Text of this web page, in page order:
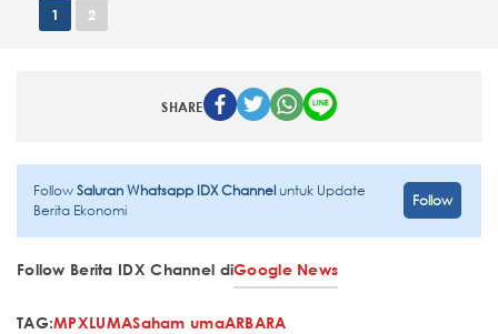
1 2
SHARE
FollowSaluran Whatsapp IDX Channeluntuk Update
Berita Ekonomi
Follow
Follow Berita IDX Channel diGoogle News
TAG:MPXLUMASaham umaARBARA